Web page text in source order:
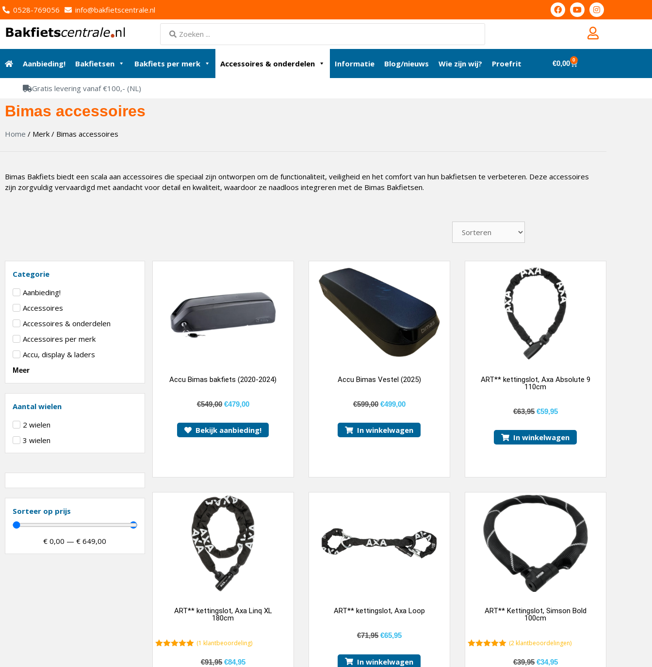
0528-769056 info@bakfietscentrale.nl
Aanbieding! Bakfietsen Bakfiets per merk Accessoires & onderdelen Informatie Blog/nieuws Wie zijn wij? Proefrit €0,00 0
Gratis levering vanaf €100,- (NL)
Bimas accessoires
Home / Merk / Bimas accessoires
Bimas Bakfiets biedt een scala aan accessoires die speciaal zijn ontworpen om de functionaliteit, veiligheid en het comfort van hun bakfietsen te verbeteren. Deze accessoires
zijn zorgvuldig vervaardigd met aandacht voor detail en kwaliteit, waardoor ze naadloos integreren met de Bimas Bakfietsen.
Categorie
Aanbieding!
Accessoires
Accessoires & onderdelen
Accessoires per merk
Accu, display & laders
Meer
Aantal wielen
2 wielen
3 wielen
Sorteer op prijs
€ 0,00 —€ 649,00
Accu Bimas bakfiets (2020-2024)
€549,00 €479,00
Bekijk aanbieding!
Accu Bimas Vestel (2025)
€599,00 €499,00
In winkelwagen
ART** kettingslot, Axa Absolute 9
110cm
€63,95 €59,95
In winkelwagen
ART** kettingslot, Axa Linq XL
180cm
(1 klantbeoordeling)
€91,95 €84,95
ART** kettingslot, Axa Loop
€71,95 €65,95
In winkelwagen
ART** Kettingslot, Simson Bold
100cm
(2klantbeoordelingen)
€39,95 €34,95